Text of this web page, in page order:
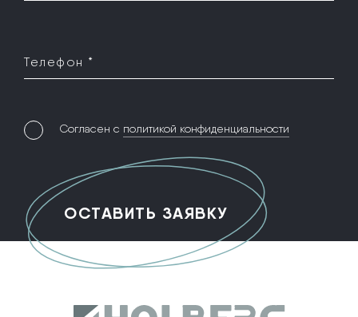
Телефон *
Согласен с политикой конфиденциальности